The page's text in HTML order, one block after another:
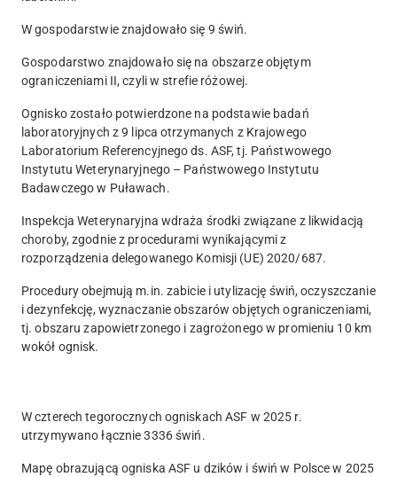
W gospodarstwie znajdowało się 9 świń.
Gospodarstwo znajdowało się na obszarze objętym
ograniczeniami II, czyli wstrefie różowej.
Ognisko zostało potwierdzone na podstawie badań
laboratoryjnych z 9 lipca otrzymanych z Krajowego
Laboratorium Referencyjnego ds. ASF, tj. Państwowego
Instytutu Weterynaryjnego – Państwowego Instytutu
Badawczego w Puławach.
Inspekcja Weterynaryjna wdraża środki związane z likwidacją
choroby, zgodnie z procedurami wynikającymi z
rozporządzenia delegowanego Komisji (UE) 2020/687.
Procedury obejmują m.in. zabicie i utylizację świń, oczyszczanie
i dezynfekcję, wyznaczanie obszarów objętych ograniczeniami,
tj. obszaru zapowietrzonego i zagrożonego w promieniu 10 km
wokół ognisk.
W czterech tegorocznych ogniskach ASF w 2025 r.
utrzymywano łącznie3336 świń.
Mapę obrazującą ogniska ASF u dzików i świń w Polsce w 2025